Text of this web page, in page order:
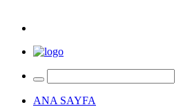
ANA SAYFA